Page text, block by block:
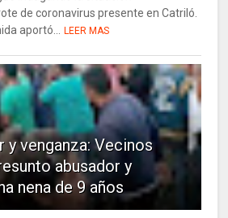
de coronavirus presente en Catriló.
aportó...
LEER MAS
y venganza: Vecinos
abusador y
nena de 9 años